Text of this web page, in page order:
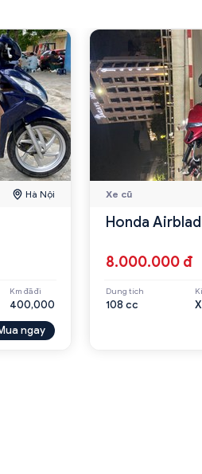
Hà Nội
Km đã đi
400,000
ngay
Xe cũ
Honda
8.000.000 đ
Dung tích
108 cc